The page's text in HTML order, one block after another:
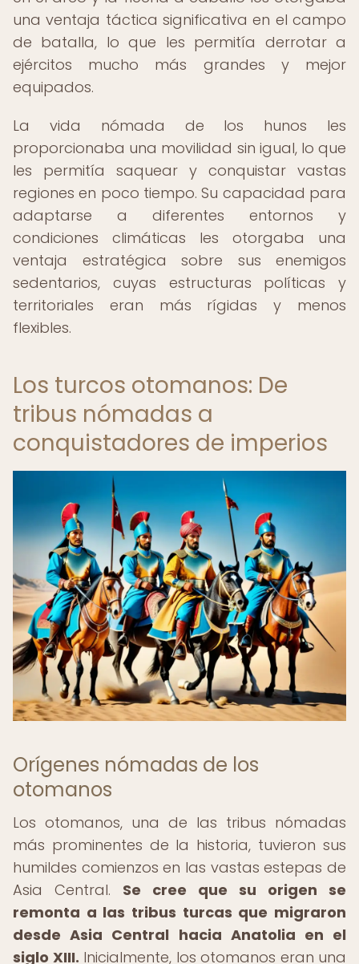
una ventaja táctica significativa en el campo
de batalla, lo que les permitía derrotar a
ejércitos mucho más grandes y mejor
equipados.
La vida nómada de los hunos les
proporcionaba una movilidad sin igual, lo que
les permitía saquear y conquistar vastas
regiones en poco tiempo. Su capacidad para
adaptarse a diferentes entornos y
condiciones climáticas les otorgaba una
ventaja estratégica sobre sus enemigos
sedentarios, cuyas estructuras políticas y
territoriales eran más rígidas y menos
flexibles.
Los turcos otomanos: De
tribus nómadas a
conquistadores de imperios
Orígenes nómadas de los
otomanos
Los otomanos, una de las tribus nómadas
más prominentes de la historia, tuvieron sus
humildes comienzos en las vastas estepas de
Asia Central. Se cree que su origen se
remonta a las tribus turcas que migraron
desde Asia Central hacia Anatolia en el
siglo XIII. Inicialmente, los otomanos eran una